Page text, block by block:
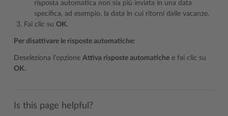
risposta automatica non sia più inviata in una data
specifica, ad esempio, la data in cui ritorni dalle vacanze.
Fai clic su OK.
Per disattivare le risposte automatiche:
Deseleziona l’opzione Attiva risposte automatiche e fai clic su
OK.
Is this page helpful?